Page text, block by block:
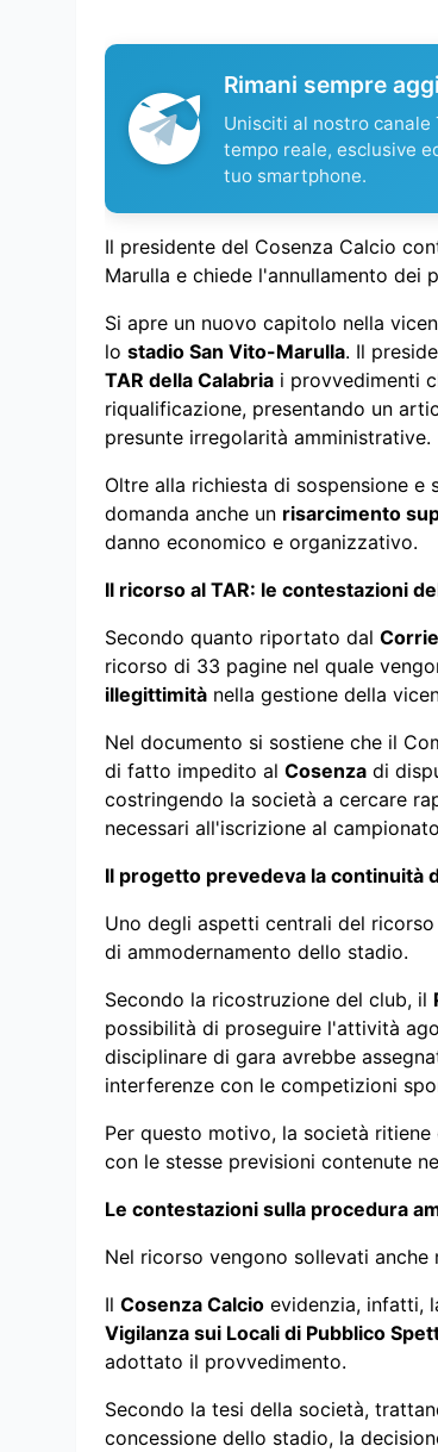
Rimani sempre
Unisciti al nostro
tempo reale, esclusive
tuo smartphone.
Il presidente del Cosenza Calcio
Marulla e chiede l'annullamento dei
Si apre un nuovo capitolo nella
lo stadio San Vito-Marulla. Il
TAR della Calabria i provvedimenti
riqualificazione, presentando un
presunte irregolarità amministrative.
Oltre alla richiesta di sospensione
domanda anche un risarcimento
danno economico e organizzativo.
Il ricorso al TAR: le contestazioni
Secondo quanto riportato dal
ricorso di 33 pagine nel quale
illegittimità nella gestione della
Nel documento si sostiene che il
di fatto impedito al Cosenza di
costringendo la società a cercare
necessari all'iscrizione al
Il progetto prevedeva la continuità
Uno degli aspetti centrali del
di ammodernamento dello stadio.
Secondo la ricostruzione del club, il
possibilità di proseguire l'attività
disciplinare di gara avrebbe
interferenze con le competizioni
Per questo motivo, la società
con le stesse previsioni contenute
Le contestazioni sulla procedura
Nel ricorso vengono sollevati
Il Cosenza Calcio evidenzia, infatti,
Vigilanza sui Locali di Pubblico
adottato il provvedimento.
Secondo la tesi della società,
concessione dello stadio, la